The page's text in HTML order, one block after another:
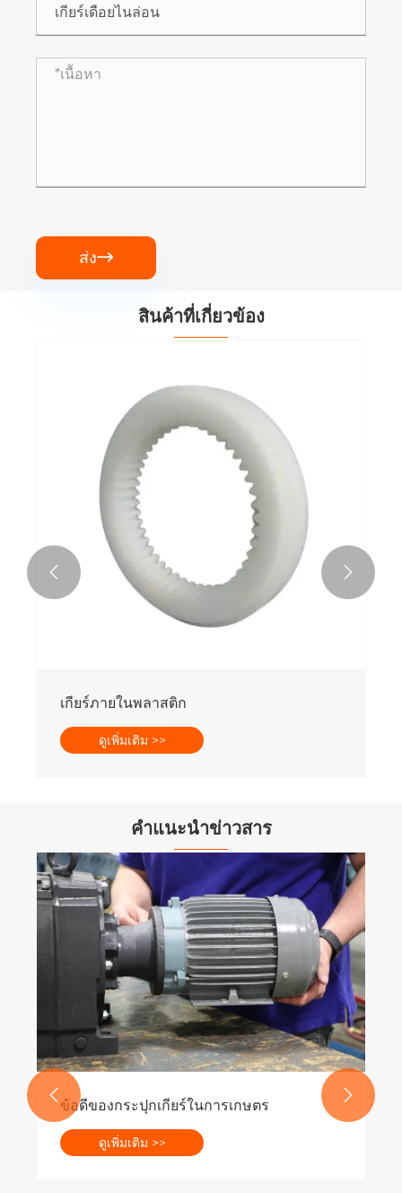
ส่ง
สินค้าที่เกี่ยวข้อง
เกียร์ภายในพลาสติก
ดูเพิ่มเติม >>
 
คำแนะนำข่าวสาร
ข้อดีของกระปุกเกียร์ในการเกษตร
ดูเพิ่มเติม >>
 